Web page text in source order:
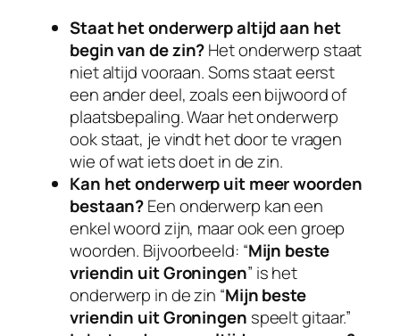
Staat het onderwerp altijd aan het
begin van de zin?Het onderwerp staat
niet altijd vooraan. Soms staat eerst
een ander deel, zoals een bijwoord of
plaatsbepaling. Waar het onderwerp
ook staat, je vindt het door te vragen
wie of wat iets doet in de zin.
Kan het onderwerp uit meer woorden
bestaan?Een onderwerp kan een
enkel woord zijn, maar ook een groep
woorden. Bijvoorbeeld: “Mijn beste
vriendin uit Groningen” is het
onderwerp in de zin “Mijn beste
vriendin uit Groningen speelt gitaar.”